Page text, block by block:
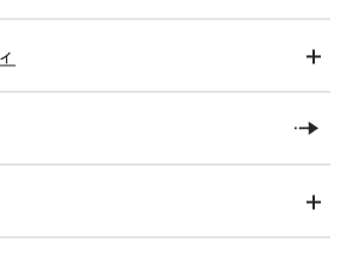
に個人情報の取り扱い全般に関し
などについては、洛和会ヘルスケ
ームページ管理部署で対応いたし
祉会
ト